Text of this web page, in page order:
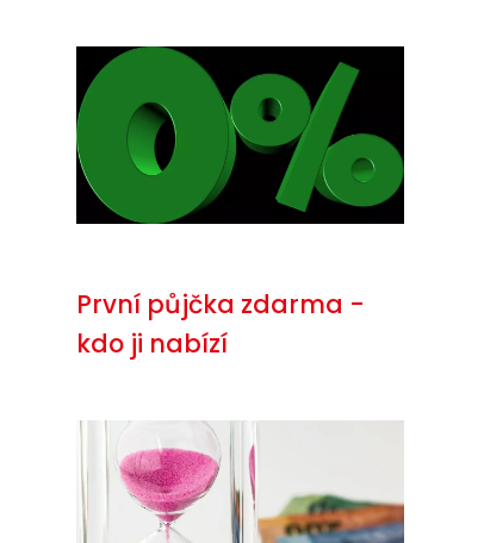
První půjčka zdarma -
kdo ji nabízí